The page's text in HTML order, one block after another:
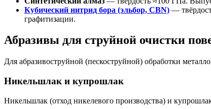
Кубический нитрид бора (эльбор, CBN) —
графитизации.
Абразивы для струйной очистки
Для абразивоструйной (пескоструйной) обработки
Никельшлак и купрошлак
Никельшлак (отход никелевого производства) и